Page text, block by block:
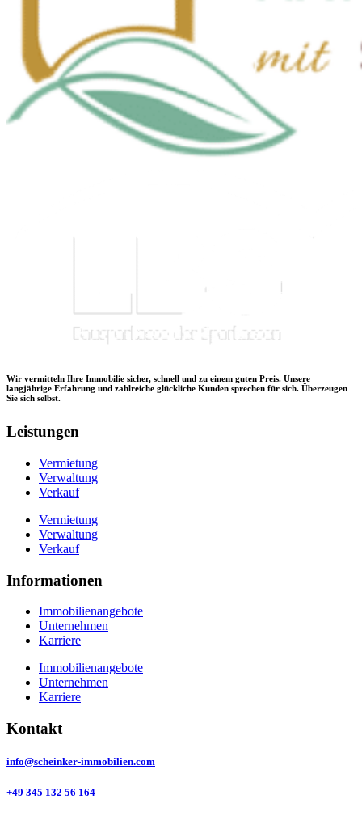
Wir vermitteln Ihre Immobilie sicher, schnell und zu einem guten Preis. Unsere
langjährige Erfahrung und zahlreiche glückliche Kunden sprechen für sich. Überzeugen
Sie sich selbst.
Leistungen
Vermietung
Verwaltung
Verkauf
Vermietung
Verwaltung
Verkauf
Informationen
Immobilienangebote
Unternehmen
Karriere
Immobilienangebote
Unternehmen
Karriere
Kontakt
info@scheinker-immobilien.com
+49 345 132 56 164